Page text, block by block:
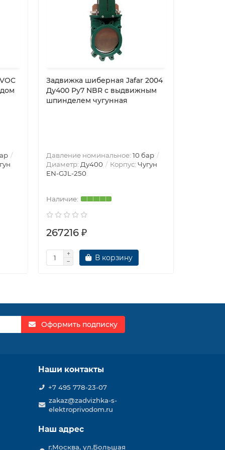
Задвижка шиберная Jafar 2004
Ду400 Ру7 NBR с выдвижным
шпинделем чугунная
Давление номинальное: 10 бар
Диаметр: Ду400 Корпус: Чугун
EN-GJL-250
267216 ₽
В корзину
Оформить подписку
Наши контакты
+7 495 778-23-07
zakaz@zadvizhka-s-
elektroprivodom.ru
Наш адрес
г.Москва, ул.Большая